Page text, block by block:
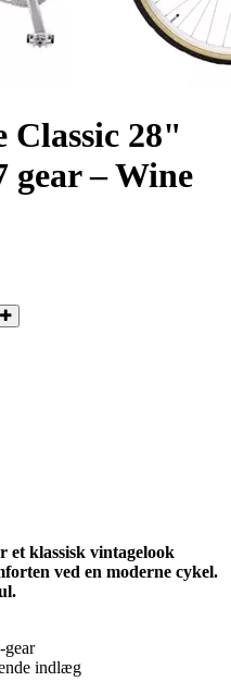
Classic 28"
gear – Wine
klassisk vintagelook
ved en moderne cykel.
gear
indlæg